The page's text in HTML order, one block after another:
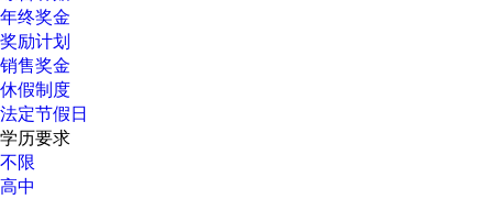
年终奖金
奖励计划
销售奖金
休假制度
法定节假日
学历要求
不限
高中